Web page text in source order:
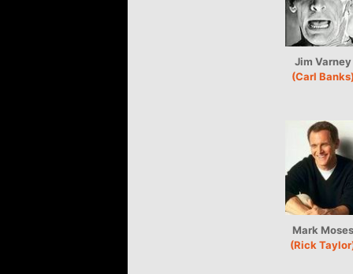
Jim Varney
(Carl
Mark Moses
(Rick